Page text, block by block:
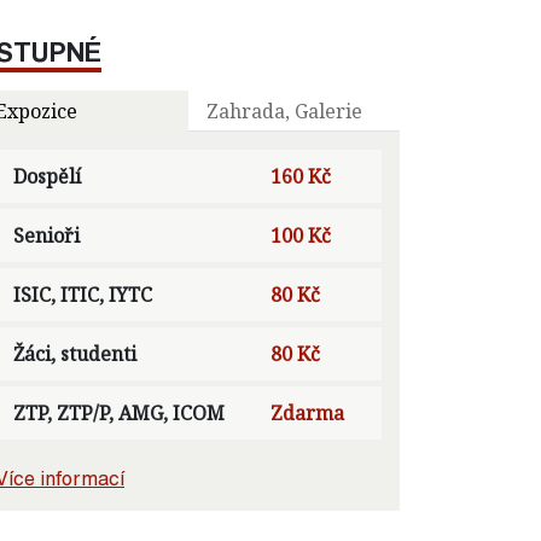
Zahrada, Galerie
Dospělí 160 Kč
Senioři 100 Kč
ISIC, ITIC, IYTC 80 Kč
Žáci, studenti 80 Kč
ZTP, ZTP/P, AMG, ICOM Zdarma
informací